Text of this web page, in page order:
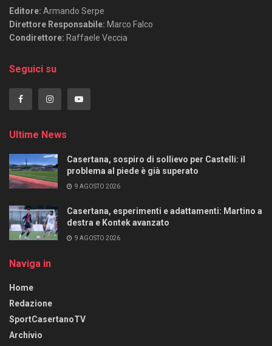
Editore: Armando Serpe
Direttore Responsabile: Marco Falco
Condirettore: Raffaele Veccia
Seguici su
Ultime News
Casertana, sospiro di sollievo per Castelli: il
problema al piede è già superato
9 AGOSTO 2026
Casertana, esperimenti e adattamenti: Martino a
destra e Kontek avanzato
9 AGOSTO 2026
Naviga in
Home
Redazione
SportCasertanoTV
Archivio